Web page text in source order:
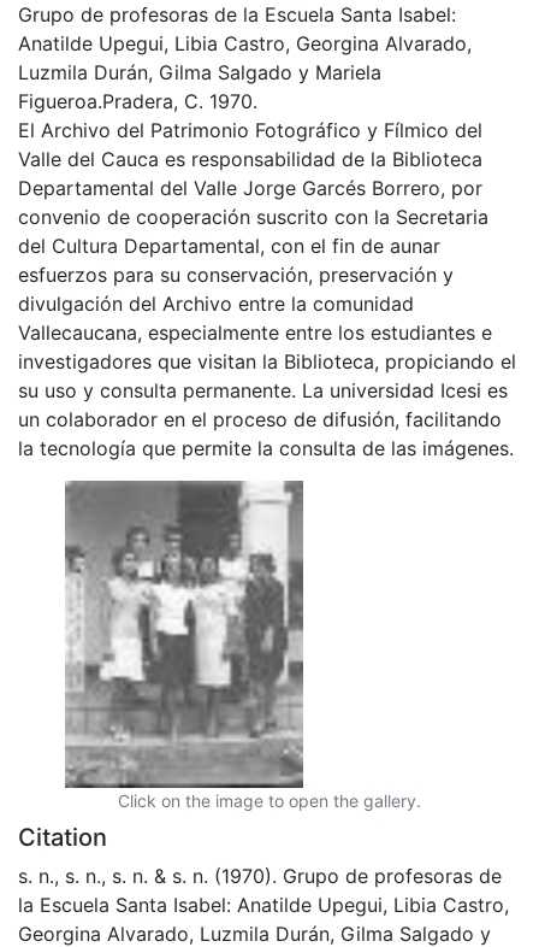
Grupo de profesoras de la Escuela Santa Isabel:
Anatilde Upegui, Libia Castro, Georgina Alvarado,
Luzmila Durán, Gilma Salgado y Mariela
Figueroa.Pradera, C. 1970.
El Archivo del Patrimonio Fotográfico y Fílmico del
Valle del Cauca es responsabilidad de la Biblioteca
Departamental del Valle Jorge Garcés Borrero, por
convenio de cooperación suscrito con la Secretaria
del Cultura Departamental, con el fin de aunar
esfuerzos para su conservación, preservación y
divulgación del Archivo entre la comunidad
Vallecaucana, especialmente entre los estudiantes e
investigadores que visitan la Biblioteca, propiciando el
su uso y consulta permanente. La universidad Icesi es
un colaborador en el proceso de difusión, facilitando
la tecnología que permite la consulta de las imágenes.
Click on the image to open the gallery.
Citation
s. n., s. n., s. n. & s. n. (1970). Grupo de profesoras de
la Escuela Santa Isabel: Anatilde Upegui, Libia Castro,
Georgina Alvarado, Luzmila Durán, Gilma Salgado y